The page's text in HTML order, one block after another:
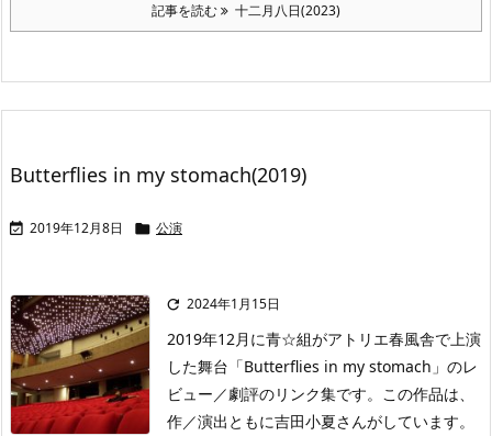
記事を読む 十二月八日(2023)
Butterflies in my stomach(2019)
 2019年12月8日  公演
 2024年1月15日
2019年12月に青☆組がアトリエ春風舎で上演
した舞台「Butterflies in my stomach」のレ
ビュー／劇評のリンク集です。この作品は、
作／演出ともに吉田小夏さんがしています。